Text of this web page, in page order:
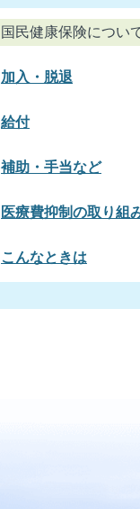
国民健康保険につい
加入・脱退
給付
補助・手当など
医療費抑制の取り組
こんなときは